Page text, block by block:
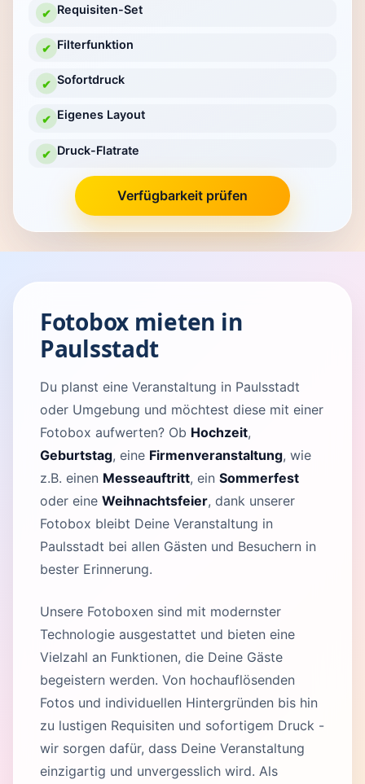
✔ Requisiten-Set
✔ Filterfunktion
✔ Sofortdruck
✔ Eigenes Layout
✔ Druck-Flatrate
Verfügbarkeit prüfen
Fotobox mieten in
Paulsstadt
Du planst eine Veranstaltung in Paulsstadt
oder Umgebung und möchtest diese mit einer
Fotobox aufwerten? Ob Hochzeit,
Geburtstag, eine Firmenveranstaltung, wie
z.B. einen Messeauftritt, ein Sommerfest
oder eine Weihnachtsfeier, dank unserer
Fotobox bleibt Deine Veranstaltung in
Paulsstadt bei allen Gästen und Besuchern in
bester Erinnerung.
Unsere Fotoboxen sind mit modernster
Technologie ausgestattet und bieten eine
Vielzahl an Funktionen, die Deine Gäste
begeistern werden. Von hochauflösenden
Fotos und individuellen Hintergründen bis hin
zu lustigen Requisiten und sofortigem Druck -
wir sorgen dafür, dass Deine Veranstaltung
einzigartig und unvergesslich wird. Als